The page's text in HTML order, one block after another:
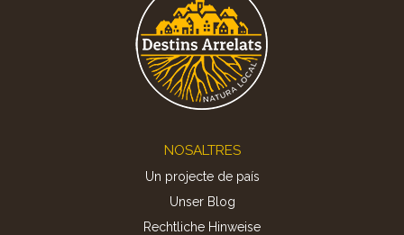
NOSALTRES
Un projecte de país
Unser Blog
Rechtliche Hinweise